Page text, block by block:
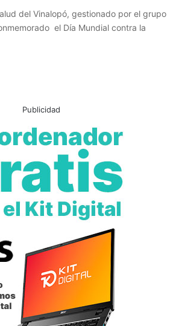
del Vinalopó, gestionado por el grupo
el Día Mundial contra la
Publicidad